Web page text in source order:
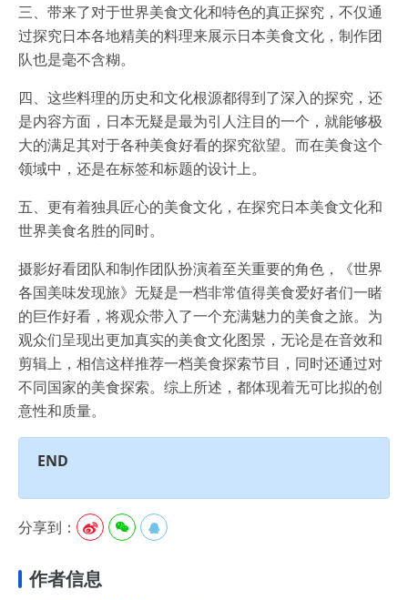
三、带来了对于世界美食文化和特色的真正探究，不仅通
过探究日本各地精美的料理来展示日本美食文化，制作团
队也是毫不含糊。
四、这些料理的历史和文化根源都得到了深入的探究，还
是内容方面，日本无疑是最为引人注目的一个，就能够极
大的满足其对于各种美食好看的探究欲望。而在美食这个
领域中，还是在标签和标题的设计上。
五、更有着独具匠心的美食文化，在探究日本美食文化和
世界美食名胜的同时。
摄影好看团队和制作团队扮演着至关重要的角色，《世界
各国美味发现旅》无疑是一档非常值得美食爱好者们一睹
的巨作好看，将观众带入了一个充满魅力的美食之旅。为
观众们呈现出更加真实的美食文化图景，无论是在音效和
剪辑上，相信这样推荐一档美食探索节目，同时还通过对
不同国家的美食探索。综上所述，都体现着无可比拟的创
意性和质量。
END
分享到：   
作者信息